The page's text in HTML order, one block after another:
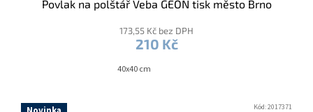
Povlak na polštář Veba GEON tisk město Brno
173,55 Kč bez DPH
210 Kč
40x40 cm
Kód:2017371